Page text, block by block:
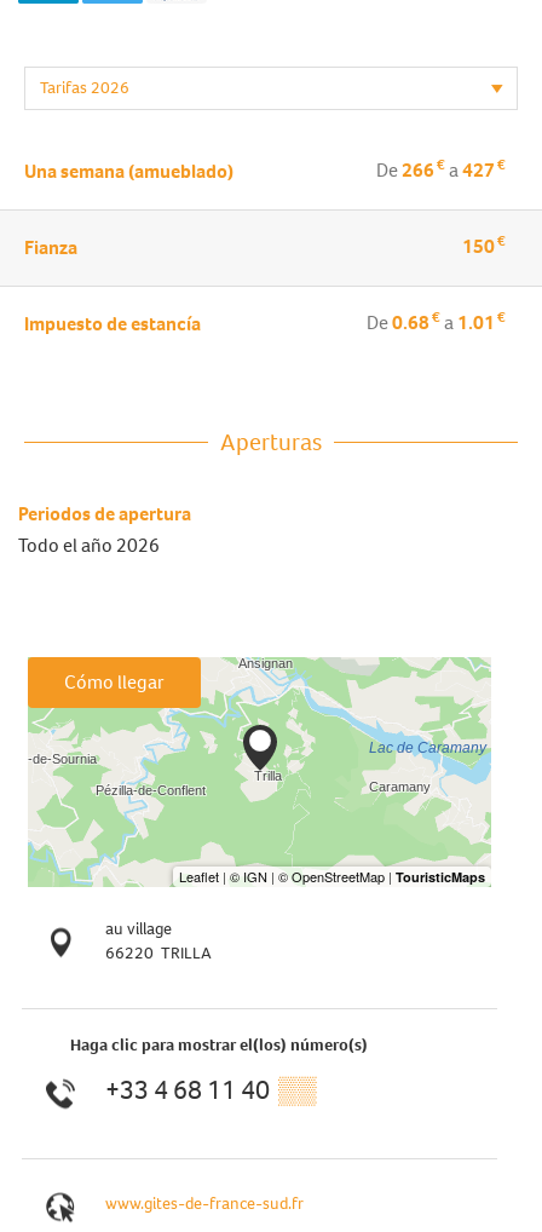
Una semana (amueblado) De266€a427€
Fianza 150€
Impuesto de estancía De0.68€a1.01 €
Aperturas
Periodos de apertura
Todo el año 2026
Cómo llegar
au village
66220 TRILLA
Haga clic para mostrar el(los) número(s)
+33 4 68 11 40 ▒▒
www.gites-de-france-sud.fr